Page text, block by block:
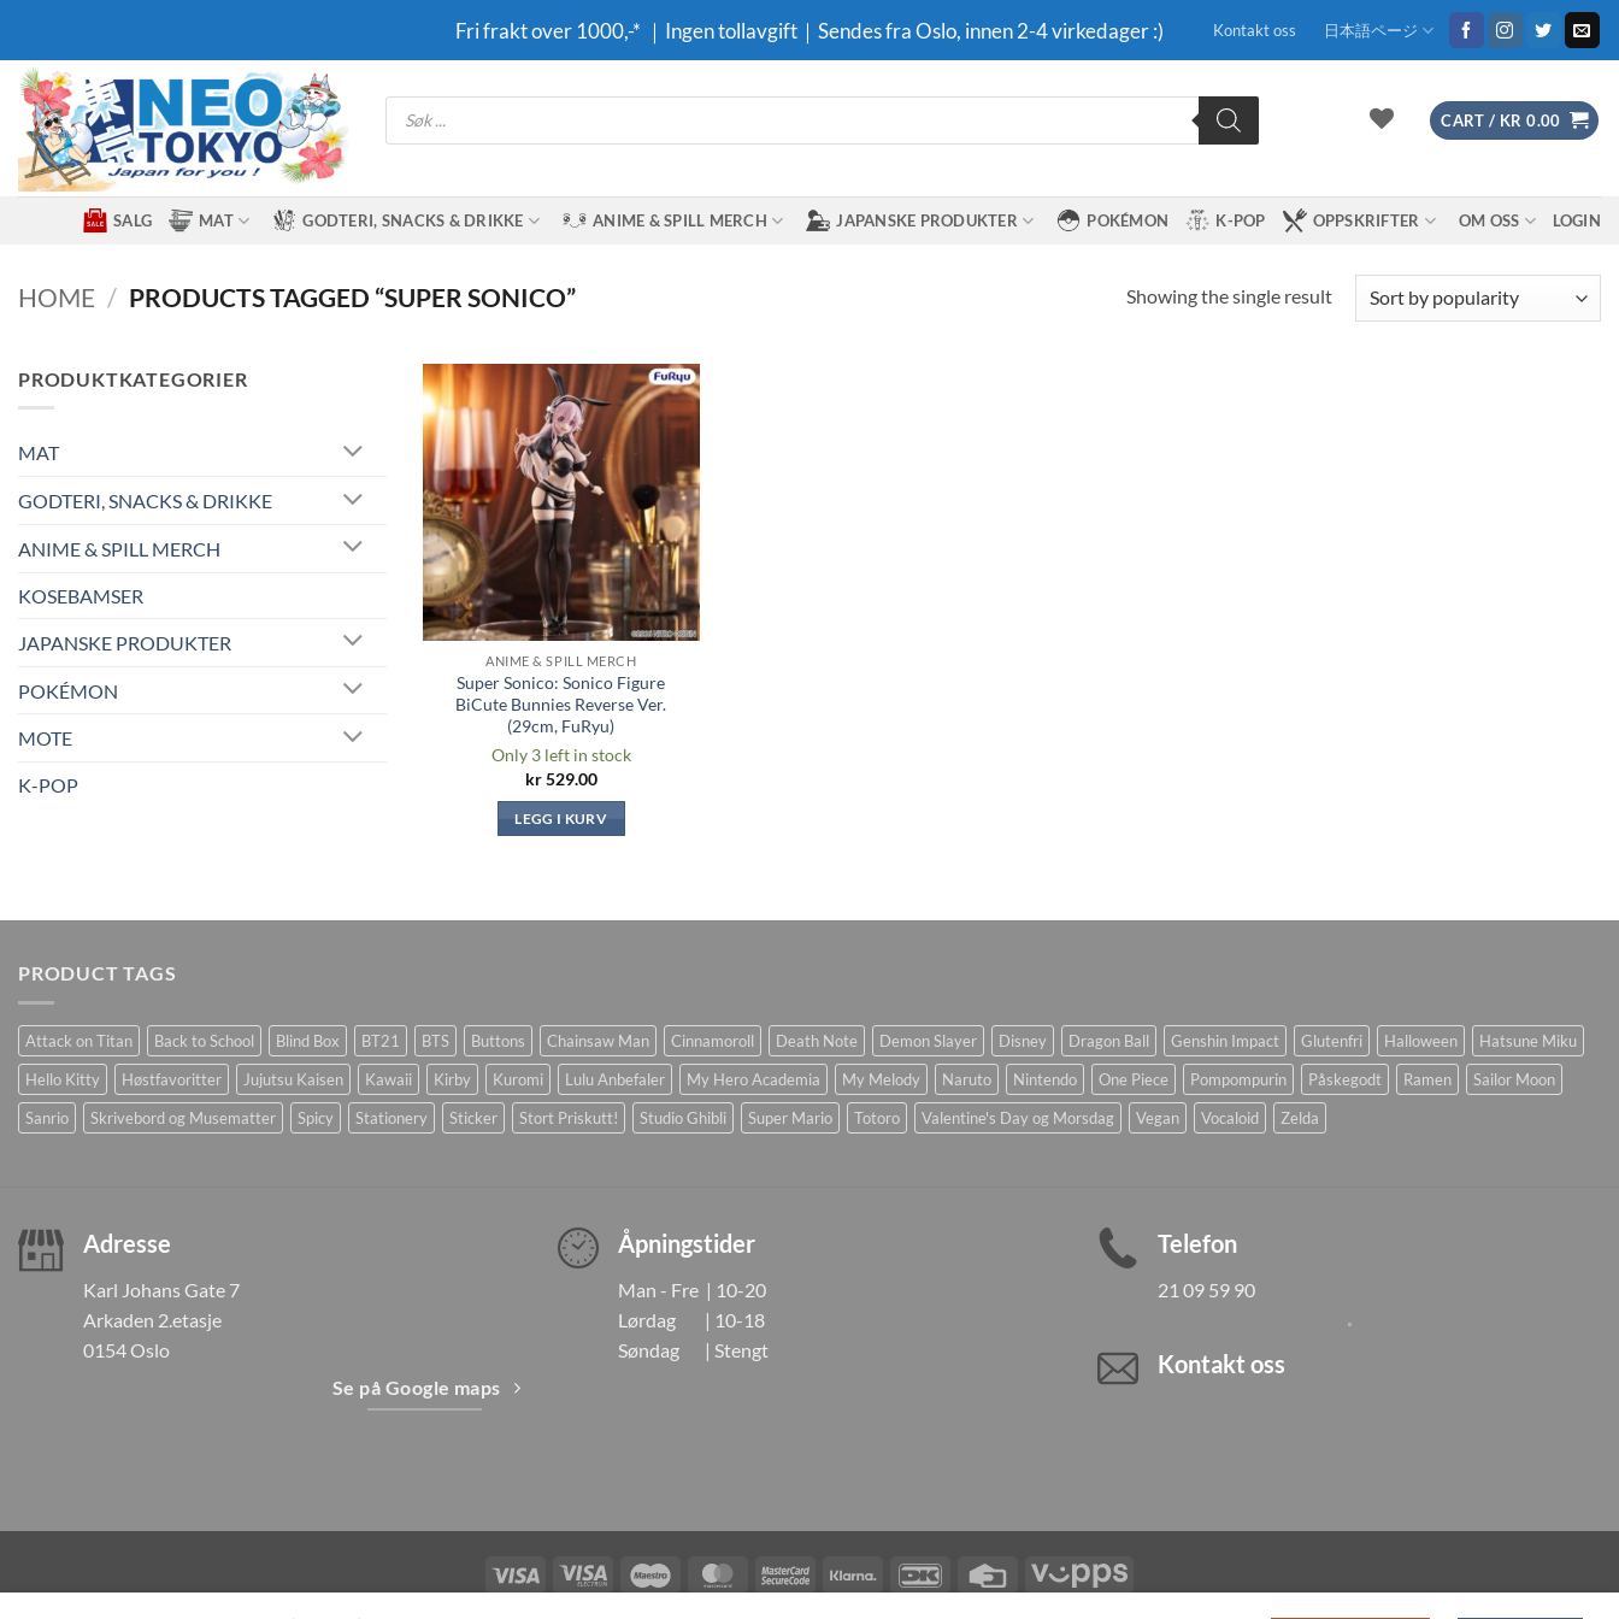
content
Fri frakt over 1000,-* ｜Ingen tollavgift｜Sendes fra Oslo, innen 2-4 virkedager :) Kontakt oss 日本語ページ
Products
search
CART / KR 0.00
SALG MAT GODTERI, SNACKS & DRIKKE ANIME & SPILL MERCH JAPANSKE PRODUKTER POKÉMON K-POP OPPSKRIFTER OM OSS LOGIN
HOME / PRODUCTS TAGGED “SUPER SONICO” Showing the single result
PRODUKTKATEGORIER
MAT
GODTERI, SNACKS & DRIKKE
ANIME & SPILL MERCH
KOSEBAMSER
JAPANSKE PRODUKTER
POKÉMON
MOTE
K-POP
Legg til i
ønskeliste
ANIME & SPILL MERCH
Super Sonico: Sonico Figure
BiCute Bunnies Reverse Ver.
(29cm, FuRyu)
Only 3 left in stock
kr529.00
LEGG I KURV
PRODUCT TAGS
Attack on Titan Back to School Blind Box BT21 BTS Buttons Chainsaw Man Cinnamoroll Death Note Demon Slayer Disney Dragon Ball Genshin Impact Glutenfri Halloween
Hatsune Miku
Hello Kitty
Høstfavoritter Jujutsu Kaisen Kawaii Kirby Kuromi Lulu Anbefaler My Hero Academia My Melody Naruto Nintendo One Piece Pompompurin Påskegodt Ramen
Sailor Moon
Sanrio
Skrivebord og Musematter Spicy Stationery Sticker Stort Priskutt! Studio Ghibli Super Mario Totoro Valentine's Day og Morsdag Vegan Vocaloid Zelda
Adresse
Karl Johans Gate 7
Arkaden 2.etasje
0154 Oslo
Se på Google maps
Åpningstider
Man - Fre | 10-20
Lørdag | 10-18
Søndag | Stengt
Telefon
21 09 59 90
Kontakt oss
Visa
Visa
Maestro MasterCardMasterCardKlarna DanKort
Credit
Vipps